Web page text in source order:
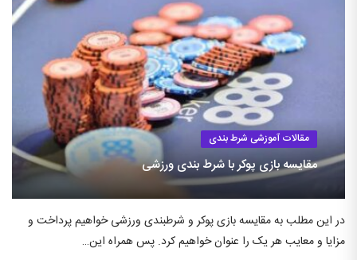
مقالات آموزشی شرط بندی
مقایسه بازی پوکر با شرط بندی ورزشی
در این مطلب به مقایسه بازی پوکر و شرطبندی ورزشی خواهیم پرداخت و
مزایا و معایب هر یک را عنوان خواهیم کرد. پس همراه این…